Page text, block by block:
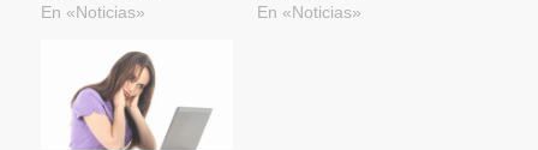
En «Noticias»
En «Noticias»